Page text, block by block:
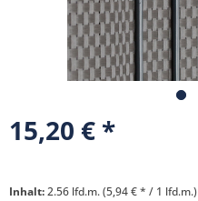
15,20 € *
Inhalt:2.56 lfd.m. (5,94 € * / 1 lfd.m.)